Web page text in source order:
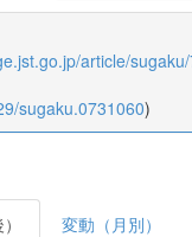
article/
sugaku.0731060)
変動（月別）